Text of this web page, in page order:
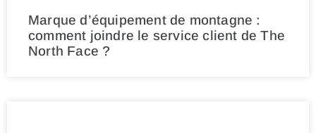
Marque d’équipement de montagne :
comment joindre le service client de The
North Face ?